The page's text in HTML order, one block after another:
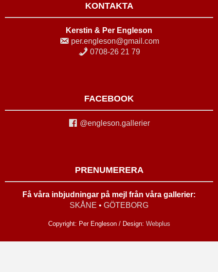
KONTAKTA
Kerstin & Per Engleson
per.engleson@gmail.com
0708-26 21 79
FACEBOOK
@engleson.gallerier
PRENUMERERA
Få våra inbjudningar på mejl från våra gallerier:
SKÅNE • GÖTEBORG
Copyright: Per Engleson / Design: Webplus